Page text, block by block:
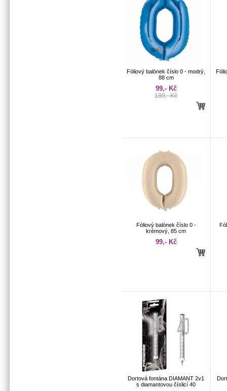
Fóliový balónek číslo 0 - modrý,
88 cm
99,- Kč
139,- Kč
Fóliový balónek číslo 0 -
krémový, 85 cm
99,- Kč
Dortová fontána DIAMANT 2v1
s diamantovou číslicí 40